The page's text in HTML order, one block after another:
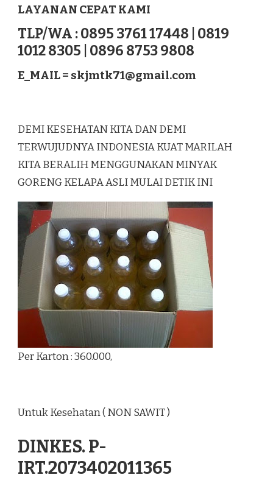
LAYANAN CEPAT KAMI
TLP/WA : 0895 3761 17448 | 0819
1012 8305 | 0896 8753 9808
E_MAIL = skjmtk71@gmail.com
DEMI KESEHATAN KITA DAN DEMI
TERWUJUDNYA INDONESIA KUAT MARILAH
KITA BERALIH MENGGUNAKAN MINYAK
GORENG KELAPA ASLI MULAI DETIK INI
Per Karton : 360.000,
Untuk Kesehatan ( NON SAWIT )
DINKES. P-
IRT.2073402011365